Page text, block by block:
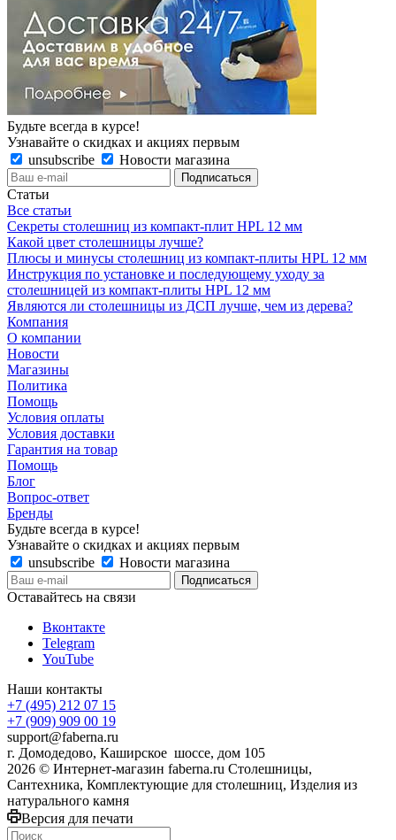
Будьте всегда в курсе!
Узнавайте о скидках и акциях первым
unsubscribe
Новости магазина
Статьи
Все статьи
Секреты столешниц из компакт-плит HPL 12 мм
Какой цвет столешницы лучше?
Плюсы и минусы столешниц из компакт-плиты HPL 12 мм
Инструкция по установке и последующему уходу за
столешницей из компакт-плиты HPL 12 мм
Являются ли столешницы из ДСП лучше, чем из дерева?
Компания
О компании
Новости
Магазины
Политика
Помощь
Условия оплаты
Условия доставки
Гарантия на товар
Помощь
Блог
Вопрос-ответ
Бренды
Будьте всегда в курсе!
Узнавайте о скидках и акциях первым
unsubscribe
Новости магазина
Оставайтесь на связи
Вконтакте
Telegram
YouTube
Наши контакты
+7 (495) 212 07 15
+7 (909) 909 00 19
support@faberna.ru
г. Домодедово, Каширское шоссе, дом 105
2026 © Интернет-магазин faberna.ru Столешницы,
Сантехника, Комплектующие для столешниц, Изделия из
натурального камня
Версия для печати